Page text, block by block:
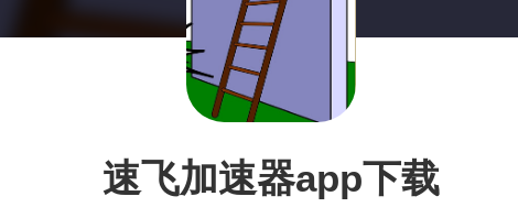
速飞加速器app下载